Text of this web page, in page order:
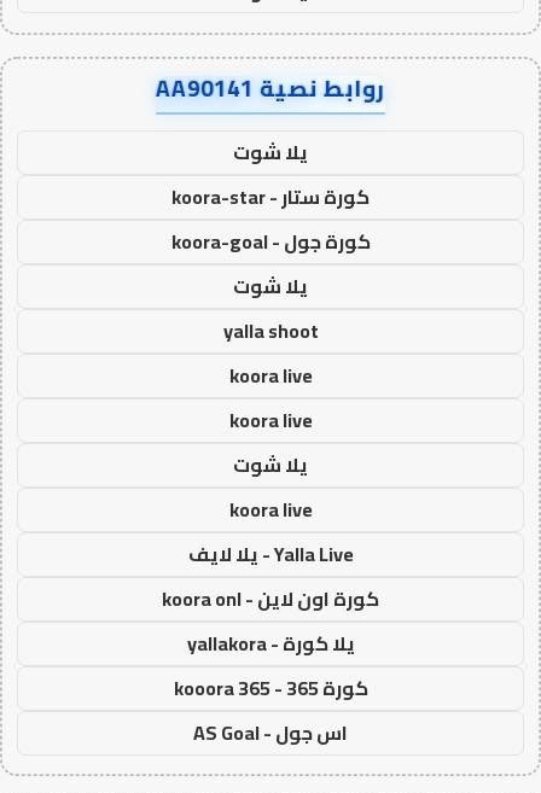
روابط نصية AA90141
يلا شوت
كورة ستار - koora-star
كورة جول - koora-goal
يلا شوت
yalla shoot
koora live
koora live
يلا شوت
koora live
Yalla Live - يلا لايف
كورة اون لاين - koora onl
يلا كورة - yallakora
كورة 365 - kooora 365
اس جول - AS Goal